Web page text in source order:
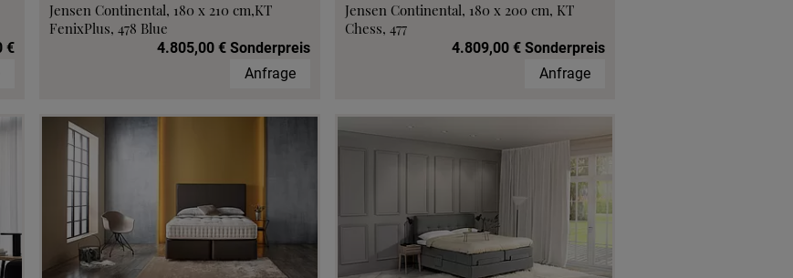
€
Jensen Continental, 180 x 210 cm,KT
FenixPlus, 478 Blue
4.805,00 € Sonderpreis
Anfrage
Jensen Continental, 180 x 200 cm, KT
Chess, 477
4.809,00 € Sonderpreis
Anfrage